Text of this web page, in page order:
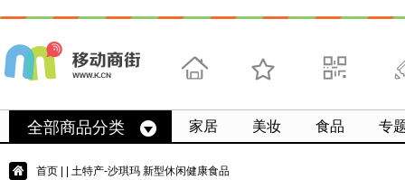
首页 收藏 求扫码 微
全部商品分类 家居 美妆 食品 专
首页 | 土特产-沙琪玛 新型休闲健康食品